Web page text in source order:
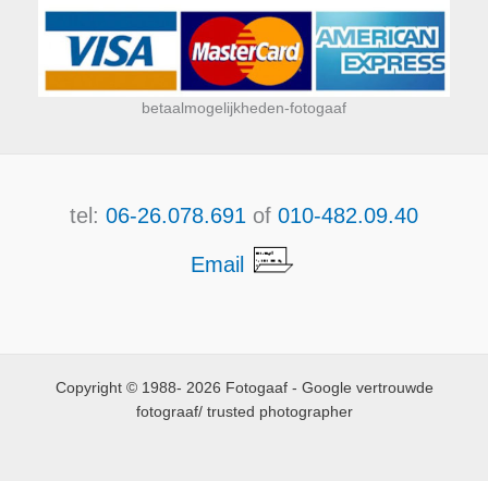
betaalmogelijkheden-fotogaaf
tel: 06-26.078.691 of 010-482.09.40
Email
Copyright © 1988- 2026 Fotogaaf - Google vertrouwde
fotograaf/ trusted photographer